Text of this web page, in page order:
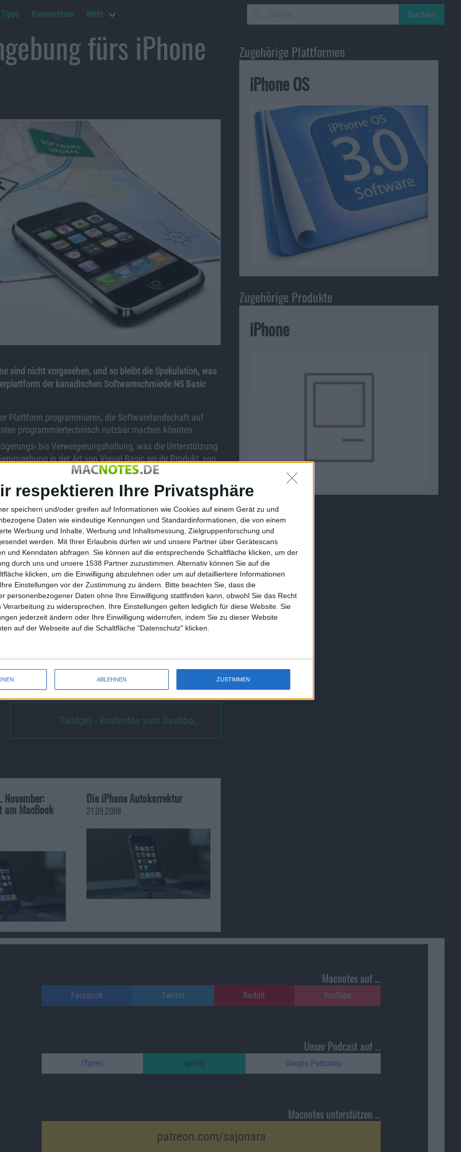
respektieren Ihre Privatsphäre
speichern und/oder greifen auf Informationen wie Cookies auf einem Gerät zu und
Daten wie eindeutige Kennungen und Standardinformationen, die von einem
Werbung und Inhalte, Werbung und Inhaltsmessung, Zielgruppenforschung und
werden.
Mit Ihrer Erlaubnis dürfen wir und unsere Partner über Gerätescans
und Kenndaten abfragen. Sie können auf die entsprechende Schaltfläche klicken, um der
durch uns und unsere 1538 Partner zuzustimmen. Alternativ können Sie auf die
klicken, um die Einwilligung abzulehnen oder um auf detailliertere Informationen
Einstellungen vor der Zustimmung zu ändern.
Bitte beachten Sie, dass die
personenbezogener Daten ohne Ihre Einwilligung stattfinden kann, obwohl Sie das Recht
Verarbeitung zu widersprechen. Ihre Einstellungen gelten lediglich für diese Website. Sie
jederzeit ändern oder Ihre Einwilligung widerrufen, indem Sie zu dieser Website
auf der Webseite auf die Schaltfläche "Datenschutz" klicken.
ABLEHNEN ZUSTIMMEN
Tipps Kommentare Mehr Suchen
fürs iPhone
sind nicht vorgesehen, und so bleibt die Spekulation, was
der kanadischen Softwareschmiede NS Basic
Plattform programmieren, die Softwarelandschaft auf
programmiertechnisch nutzbar machen könnten.
bis Verweigerungshaltung, was die Unterstützung
in der Art von Visual Basic sei ihr Produkt, von
sind. Die Plattform läuft auch auf dem iPhone
Plattformen mitentwickelt werden.
großes Potential und verweist beispielsweise auf
Umgebung coden und intensiv nutzen. Auf einen
Appcoder. 20.000 Entwickler nutzen seine Umgebung,
Ecke keine nutzbaren Anwendungen kommen könne.
die auch Java und Flash bislang vom iPhone
und imFall von Flashgar ein Türchen
Programmierplattform auf leicht verlorenem
fürs iPhone mit sich bringen könne, wurde Henne
bisher strikt einseitiger Art: wir
Twidget - Kostenlos vom Dashbo…
November:
am MacBook
Die iPhone Autokorrektur
21.09.2008
Zugehörige Plattformen
iPhone OS
Zugehörige Produkte
iPhone
Macnotes auf …
Facebook Twitter Reddit YouTube
Unser Podcast auf …
iTunes Spotify Google Podcasts
Macnotes unterstützen …
patreon.com/sajonara